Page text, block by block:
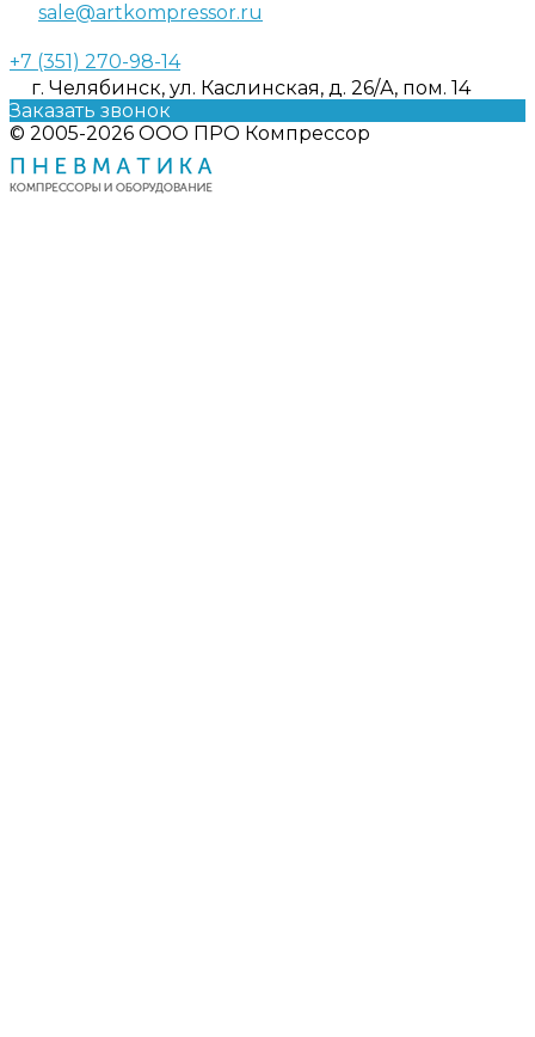
sale@artkompressor.ru
+7 (351) 270-98-14
г. Челябинск, ул. Каслинская, д. 26/А, пом. 14
Заказать звонок
© 2005-2026 ООО ПРО Компрессор